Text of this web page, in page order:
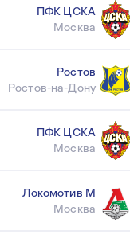
ПФК ЦСКА
Москва
Ростов
Ростов-на-Дону
ПФК ЦСКА
Москва
Локомотив М
Москва